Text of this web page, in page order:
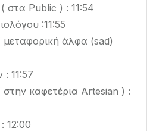
στα Public ) : 11:54
:11:55
άλφα (sad)
11:57
καφετέρια Artesian ) :
12:00